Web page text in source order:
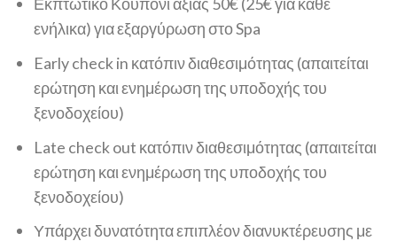
ενήλικα) για εξαργύρωση στο Spa
Early check in κατόπιν διαθεσιμότητας (απαιτείται
ερώτηση και ενημέρωση της υποδοχής του
ξενοδοχείου)
Late check out κατόπιν διαθεσιμότητας (απαιτείται
ερώτηση και ενημέρωση της υποδοχής του
ξενοδοχείου)
Υπάρχει δυνατότητα επιπλέον διανυκτέρευσης με